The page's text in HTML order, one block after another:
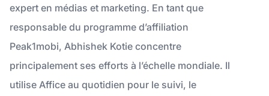
expert en médias et marketing. En tant que
responsable du programme d’affiliation
Peak1mobi, Abhishek Kotie concentre
principalement ses efforts à l’échelle mondiale. Il
utilise Affice au quotidien pour le suivi, le